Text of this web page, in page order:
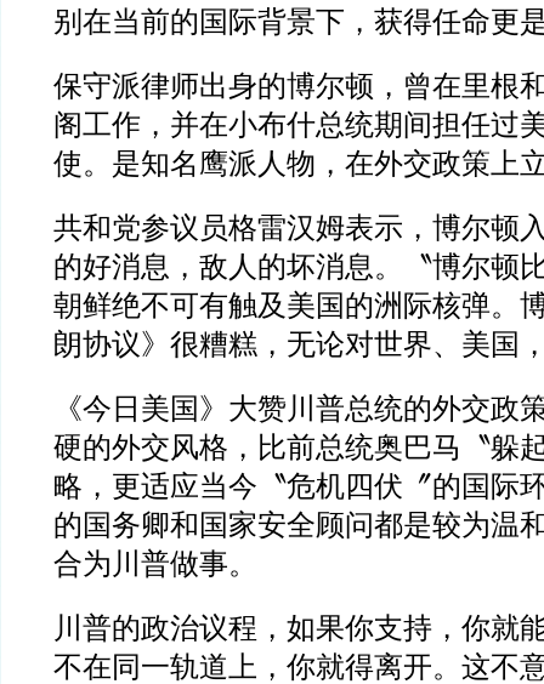
别在当前的国际背景下，获得任命更
保守派律师出身的博尔顿，曾在里根
阁工作，并在小布什总统期间担任过
使。是知名鹰派人物，在外交政策上
共和党参议员格雷汉姆表示，博尔顿
的好消息，敌人的坏消息。〝博尔顿
朝鲜绝不可有触及美国的洲际核弹。
朗协议》很糟糕，无论对世界、美国
《今日美国》大赞川普总统的外交政
硬的外交风格，比前总统奥巴马〝躲
略，更适应当今〝危机四伏〞的国际
的国务卿和国家安全顾问都是较为温
合为川普做事。
川普的政治议程，如果你支持，你就
不在同一轨道上，你就得离开。这不